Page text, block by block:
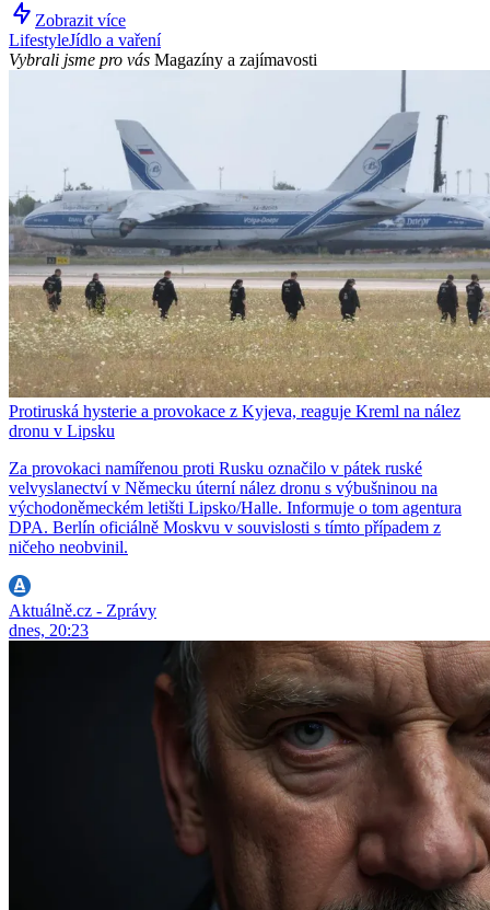
Zobrazit více
LifestyleJídlo a vaření
Vybrali jsme pro vás Magazíny a zajímavosti
Protiruská hysterie a provokace z Kyjeva, reaguje Kreml na nález
dronu v Lipsku
Za provokaci namířenou proti Rusku označilo v pátek ruské
velvyslanectví v Německu úterní nález dronu s výbušninou na
východoněmeckém letišti Lipsko/Halle. Informuje o tom agentura
DPA. Berlín oficiálně Moskvu v souvislosti s tímto případem z
ničeho neobvinil.
Aktuálně.cz - Zprávy
dnes, 20:23